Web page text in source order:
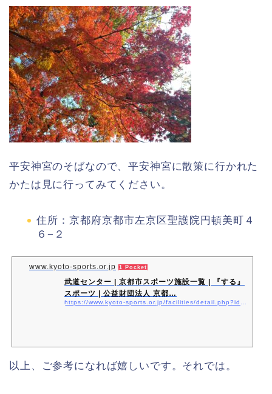
平安神宮のそばなので、平安神宮に散策に行かれた
かたは見に行ってみてください。
住所：京都府京都市左京区聖護院円頓美町４
６−２
www.kyoto-sports.or.jp 1 Pocket
武道センター | 京都市スポーツ施設一覧 | 『する』
スポーツ | 公益財団法人 京都…
https://www.kyoto-sports.or.jp/facilities/detail.php?id=15
以上、ご参考になれば嬉しいです。それでは。